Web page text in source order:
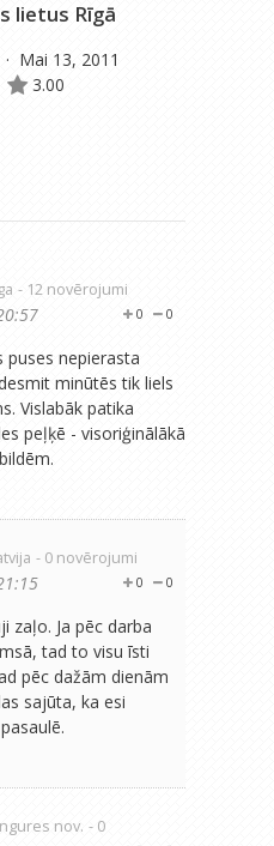
lietus Rīgā
· Mai 13, 2011
3.00
- 12 novērojumi
0
0
puses nepierasta
minūtēs tik liels
Vislabāk patika
peļķē - visoriģinālākā
- 0 novērojumi
0
0
zaļo. Ja pēc darba
tad to visu īsti
pēc dažām dienām
sajūta, ka esi
nov. - 0